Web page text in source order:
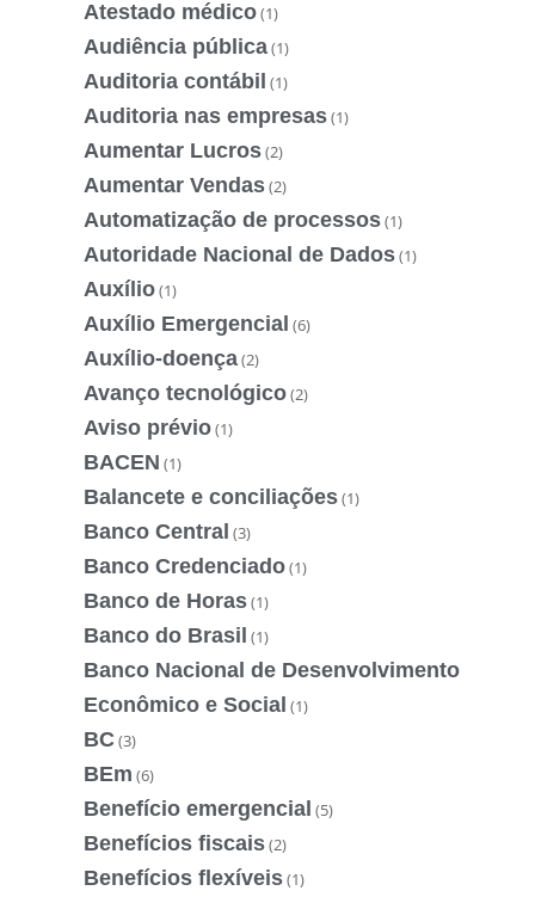
Atestado médico(1)
Audiência pública(1)
Auditoria contábil (1)
Auditoria nas empresas(1)
Aumentar Lucros(2)
Aumentar Vendas(2)
Automatização de processos(1)
Autoridade Nacional de Dados(1)
Auxílio(1)
Auxílio Emergencial (6)
Auxílio-doença(2)
Avanço tecnológico(2)
Aviso prévio(1)
BACEN (1)
Balancete e conciliações(1)
Banco Central (3)
Banco Credenciado(1)
Banco de Horas(1)
Banco do Brasil (1)
Banco Nacional de Desenvolvimento
Econômico e Social (1)
BC(3)
BEm (6)
Benefício emergencial (5)
Benefícios fiscais(2)
Benefícios flexíveis(1)